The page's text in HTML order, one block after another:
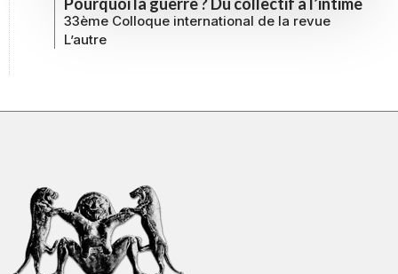
33ème Colloque international de la revue
L’autre